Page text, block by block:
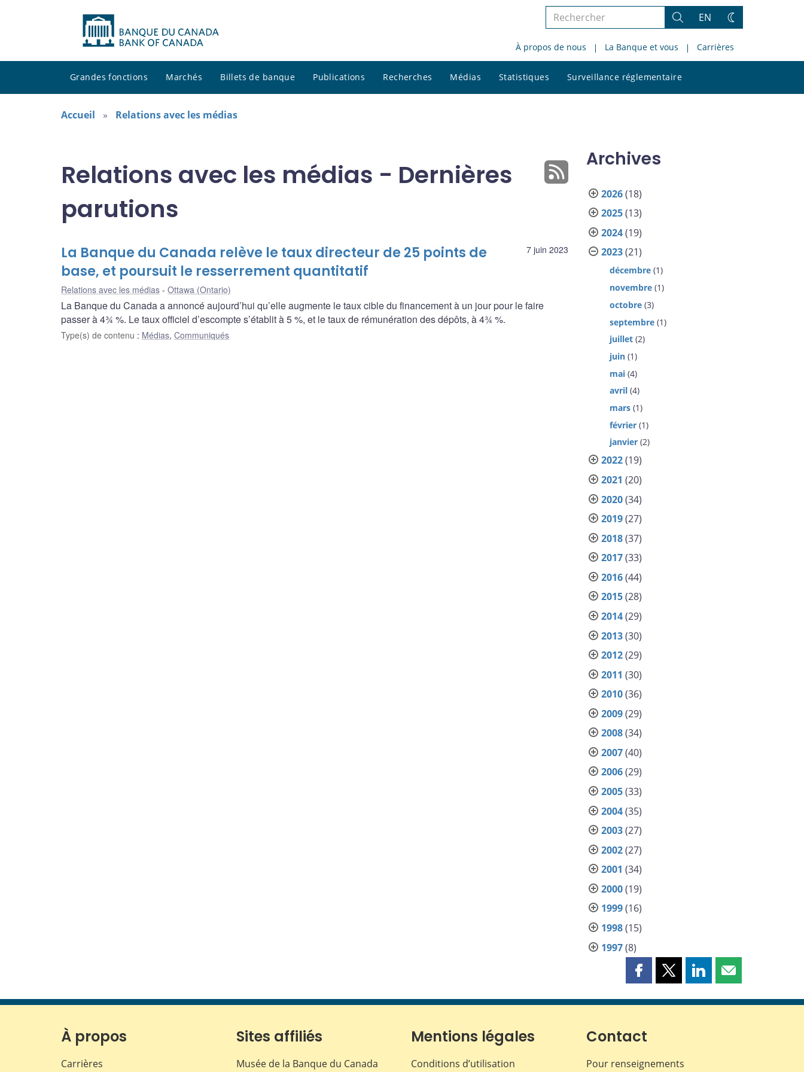
Rechercher
le
site
Rechercher
EN
Changez
thème
À propos de nous La Banque et vous Carrières
Grandes fonctions Marchés Billets de banque Publications Recherches Médias Statistiques Surveillance réglementaire
le
Accueil Relations avec les médias
Relations avec les médias - Dernières
parutions
7 juin 2023
La Banque du Canada relève le taux directeur de 25 points de
base, et poursuit le resserrement quantitatif
Relations avec les médias Ottawa (Ontario)
La Banque du Canada a annoncé aujourd’hui qu’elle augmente le taux cible du financement à un jour pour le faire
passer à 4¾ %. Le taux officiel d’escompte s’établit à 5 %, et le taux de rémunération des dépôts, à 4¾ %.
Type(s) de contenu : Médias, Communiqués
Archives
2026(18)
2025(13)
2024(19)
2023(21)
décembre (1)
novembre (1)
octobre (3)
septembre (1)
juillet (2)
juin (1)
mai (4)
avril (4)
mars (1)
février (1)
janvier (2)
2022(19)
2021 (20)
2020(34)
2019(27)
2018(37)
2017(33)
2016(44)
2015(28)
2014(29)
2013(30)
2012(29)
2011 (30)
2010(36)
2009(29)
2008(34)
2007(40)
2006(29)
2005(33)
2004(35)
2003(27)
2002(27)
2001 (34)
2000(19)
1999(16)
1998(15)
1997(8)
Partager
page
Facebook
Partager
page
Partager
page
Partager
page
À propos
Carrières
Sites affiliés
Musée de la Banque du Canada
Mentions légales
Conditions d’utilisation
Contact
Pour renseignements